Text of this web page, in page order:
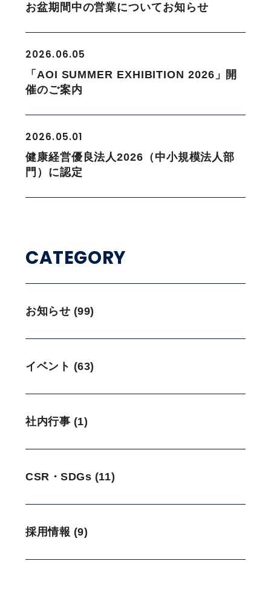
お盆期間中の営業についてお知らせ
2026.06.05
「AOI SUMMER EXHIBITION 2026」開
催のご案内
2026.05.01
健康経営優良法人2026（中小規模法人部
門）に認定
CATEGORY
お知らせ (99)
イベント (63)
社内行事 (1)
CSR・SDGs (11)
採用情報 (9)